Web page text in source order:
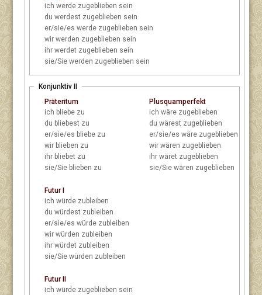
ich
werde zugeblieben sein
du
werdest zugeblieben sein
er/sie/es
werde zugeblieben sein
wir
werden zugeblieben sein
ihr
werdet zugeblieben sein
sie/Sie
werden zugeblieben sein
Konjunktiv II
Präteritum
ich bliebe zu
du bliebest zu
er/sie/es bliebe zu
wir blieben zu
ihr bliebet zu
sie/Sie blieben zu
Plusquamperfekt
ich wäre zugeblieben
du wärest zugeblieben
er/sie/es wäre zugeblieben
wir wären zugeblieben
ihr wäret zugeblieben
sie/Sie wären zugeblieben
Futur I
ich würde zubleiben
du würdest zubleiben
er/sie/es würde zubleiben
wir würden zubleiben
ihr würdet zubleiben
sie/Sie würden zubleiben
Futur II
ich
würde zugeblieben sein